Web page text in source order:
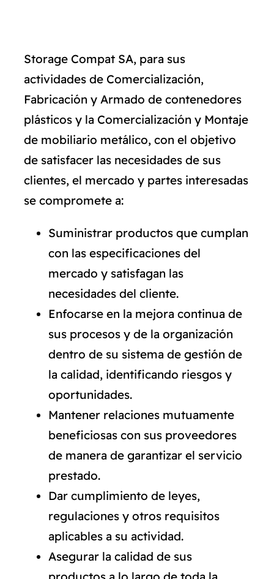
Storage Compat SA, para sus
actividades de Comercialización,
Fabricación y Armado de contenedores
plásticos y la Comercialización y Montaje
de mobiliario metálico, con el objetivo
de satisfacer las necesidades de sus
clientes, el mercado y partes interesadas
se compromete a:
Suministrar productos que cumplan
con las especificaciones del
mercado y satisfagan las
necesidades del cliente.
Enfocarse en la mejora continua de
sus procesos y de la organización
dentro de su sistema de gestión de
la calidad, identificando riesgos y
oportunidades.
Mantener relaciones mutuamente
beneficiosas con sus proveedores
de manera de garantizar el servicio
prestado.
Dar cumplimiento de leyes,
regulaciones y otros requisitos
aplicables a su actividad.
Asegurar la calidad de sus